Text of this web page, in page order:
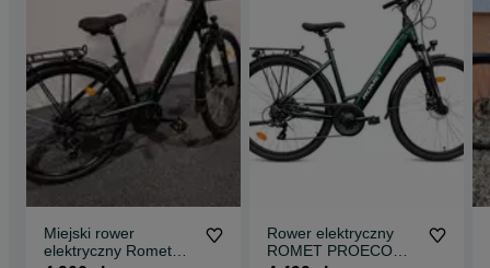
Miejski rower
elektryczny Romet
Rower elektryczny
ROMET PROECO